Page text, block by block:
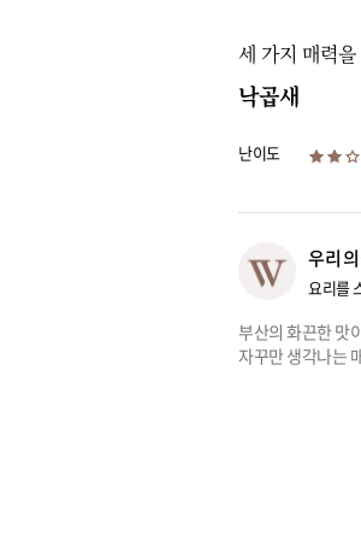
세 가지 매력
낙곱새
난이도
우리
요리를
부산의 화끈한 맛
자꾸만 생각나는